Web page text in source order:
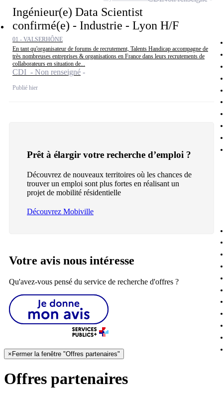
Ingénieur(e) Data Scientist
confirmé(e) - Industrie - Lyon H/F
01 - VALSERHÔNE
En tant qu'organisateur de forums de recrutement, Talents Handicap accompagne de
très nombreuses entreprises & organisations en France dans leurs recrutements de
collaborateurs en situation de...
CDI - Non renseigné
Publié hier
Prêt à élargir votre recherche d’emploi ?
Découvrez de nouveaux territoires où les chances de
trouver un emploi sont plus fortes en réalisant un
projet de mobilité résidentielle
Découvrez Mobiville
Votre avis nous intéresse
Qu'avez-vous pensé du service de recherche d'offres ?
× Fermer la fenêtre "Offres partenaires"
Offres partenaires